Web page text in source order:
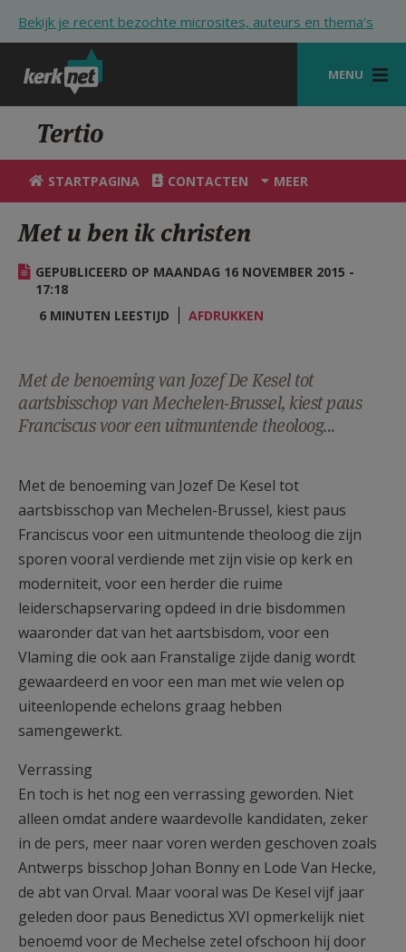
Bekijk je recent bezochte microsites, auteurs en thema's
MENU
STARTPAGINA
KERK
VIERINGEN
SHOP
ZOEKEN
HULP
MIJN PAROCHIE
AANMELDEN OF REGISTREREN
Tertio
STARTPAGINA CONTACTEN MEER
Met u ben ik christen
GEPUBLICEERD OP MAANDAG 16 NOVEMBER 2015 -
17:18
6 MINUTEN LEESTIJD
AFDRUKKEN
Met de benoeming van Jozef De Kesel tot
aartsbisschop van Mechelen-Brussel, kiest paus
Franciscus voor een uitmuntende theoloog...
Met de benoeming van Jozef De Kesel tot
aartsbisschop van Mechelen-Brussel, kiest paus
Franciscus voor een uitmuntende theoloog die zijn
sporen vooral verdiende met zijn visie op kerk en
moderniteit, voor een herder die ruime
leiderschapservaring opdeed in drie bisdommen
waaronder dat van het aartsbisdom, voor een
Vlaming die ook aan Franstalige zijde danig wordt
gewaardeerd en voor een man met wie velen op
uiteenlopende echelons graag hebben
samengewerkt.
Verrassing
En toch is het nog een verrassing geworden. Niet
alleen omdat andere waardevolle kandidaten, zeker
in de pers, meer naar voren werden geschoven zoals
Antwerps bisschop Johan Bonny en Lode Van Hecke,
de abt van Orval. Maar vooral was De Kesel vijf jaar
geleden door paus Benedictus XVI opmerkelijk niet
benoemd voor de Mechelse zetel ofschoon hij door